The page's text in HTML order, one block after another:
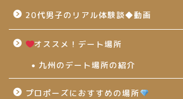
20代男子のリアル体験談◆動画
オススメ！デート場所
九州のデート場所の紹介
プロポーズにおすすめの場所